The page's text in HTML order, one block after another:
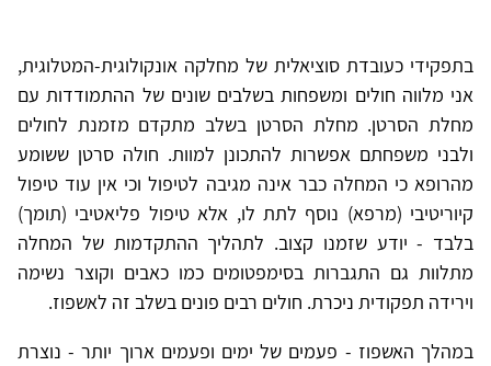
בתפקידי כעובדת סוציאלית של מחלקה אונקולוגית-המטלוגית,
אני מלווה חולים ומשפחות בשלבים שונים של ההתמודדות עם
מחלת הסרטן. מחלת הסרטן בשלב מתקדם מזמנת לחולים
ולבני משפחתם אפשרות להתכונן למוות. חולה סרטן ששומע
מהרופא כי המחלה כבר אינה מגיבה לטיפול וכי אין עוד טיפול
קיוריטיבי (מרפא) נוסף לתת לו, אלא טיפול פליאטיבי (תומך)
בלבד - יודע שזמנו קצוב. לתהליך ההתקדמות של המחלה
מתלוות גם התגברות בסימפטומים כמו כאבים וקוצר נשימה
וירידה תפקודית ניכרת. חולים רבים פונים בשלב זה לאשפוז.
במהלך האשפוז - פעמים של ימים ופעמים ארוך יותר - נוצרת